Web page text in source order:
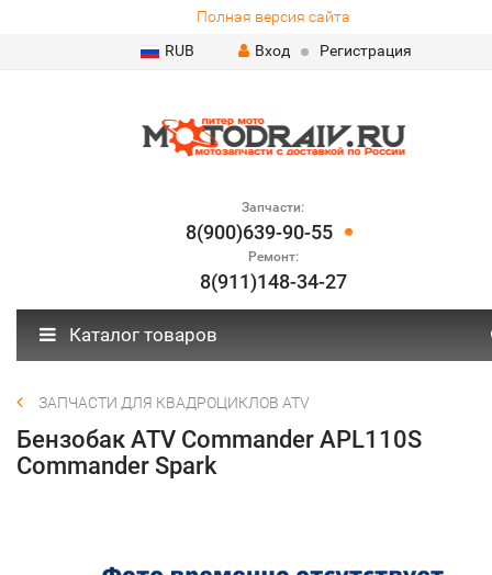
Полная версия сайта
RUB
Вход Регистрация
Запчасти:
8(900)639-90-55
Ремонт:
8(911)148-34-27
Каталог товаров
ЗАПЧАСТИ ДЛЯ КВАДРОЦИКЛОВ ATV
Бензобак ATV Commander APL110S
Commander Spark